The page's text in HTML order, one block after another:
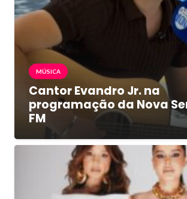
MÚSICA
Cantor Evandro Jr. na
programação da Nova
FM